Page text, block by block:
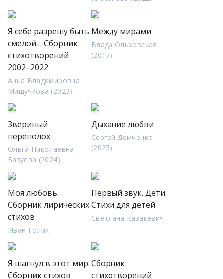
Я себе разрешу быть
смелой… Сборник
стихотворений
2002–2022
Анна Владимировна
Мишучкова (2023)
Между мирами
Влада Ольховская
(2017)
Звериный
переполох
Ольга Николаевна
Базуева (2024)
Дыхание любви
Сергей Демченко
(2025)
Моя любовь.
Сборник лирических
стихов
Иван Голик
Первый звук. Дети.
Стихи для детей
Светлана Казакевич
Я шагнул в этот мир.
Сборник стихов
Сборник
стихотворений